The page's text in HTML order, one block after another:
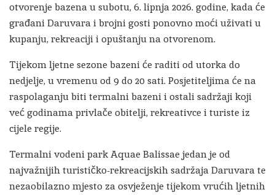
otvorenje bazena u subotu, 6. lipnja 2026. godine, kada će
građani Daruvara i brojni gosti ponovno moći uživati u
kupanju, rekreaciji i opuštanju na otvorenom.
Tijekom ljetne sezone bazeni će raditi od utorka do
nedjelje, u vremenu od 9 do 20 sati. Posjetiteljima će na
raspolaganju biti termalni bazeni i ostali sadržaji koji
već godinama privlače obitelji, rekreativce i turiste iz
cijele regije.
Termalni vodeni park Aquae Balissae jedan je od
najvažnijih turističko-rekreacijskih sadržaja Daruvara te
nezaobilazno mjesto za osvježenje tijekom vrućih ljetnih